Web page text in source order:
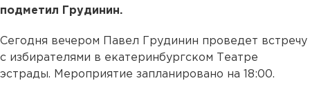
подметил Грудинин.
Сегодня вечером Павел Грудинин проведет встречу
с избирателями в екатеринбургском Театре
эстрады. Мероприятие запланировано на 18:00.